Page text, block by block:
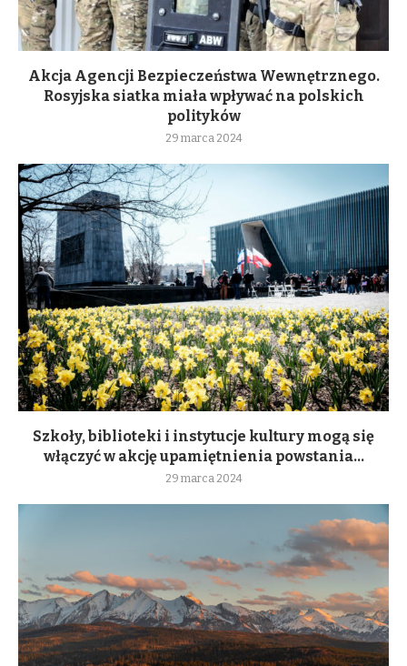
Akcja Agencji Bezpieczeństwa Wewnętrznego.
Rosyjska siatka miała wpływać na polskich
polityków
29 marca 2024
Szkoły, biblioteki i instytucje kultury mogą się
włączyć w akcję upamiętnienia powstania...
29 marca 2024